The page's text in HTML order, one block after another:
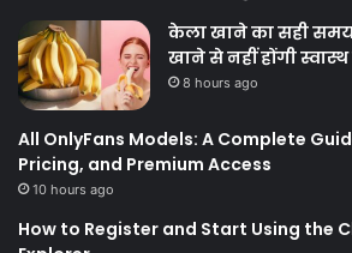
केला खाने का सही समय
खाने से नहीं होंगी
8 hours ago
All OnlyFans Models: A Complete
Pricing, and Premium Access
10 hours ago
How to Register and Start Using the